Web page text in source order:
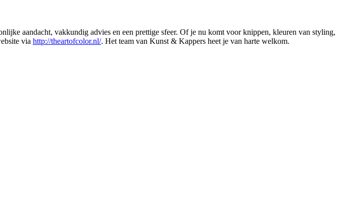
aandacht, vakkundig advies en een prettige sfeer. Of je nu komt voor knippen, kleuren van styling,
via http://theartofcolor.nl/. Het team van Kunst & Kappers heet je van harte welkom.